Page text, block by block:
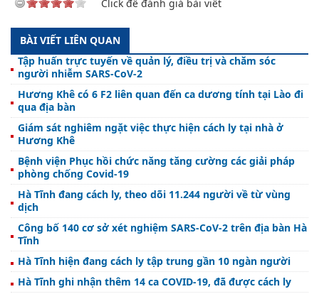
Click để đánh giá bài viết
BÀI VIẾT LIÊN QUAN
Tập huấn trực tuyến về quản lý, điều trị và chăm sóc
người nhiễm SARS-CoV-2
Hương Khê có 6 F2 liên quan đến ca dương tính tại Lào đi
qua địa bàn
Giám sát nghiêm ngặt việc thực hiện cách ly tại nhà ở
Hương Khê
Bệnh viện Phục hồi chức năng tăng cường các giải pháp
phòng chống Covid-19
Hà Tĩnh đang cách ly, theo dõi 11.244 người về từ vùng
dịch
Công bố 140 cơ sở xét nghiệm SARS-CoV-2 trên địa bàn Hà
Tĩnh
Hà Tĩnh hiện đang cách ly tập trung gần 10 ngàn người
Hà Tĩnh ghi nhận thêm 14 ca COVID-19, đã được cách ly